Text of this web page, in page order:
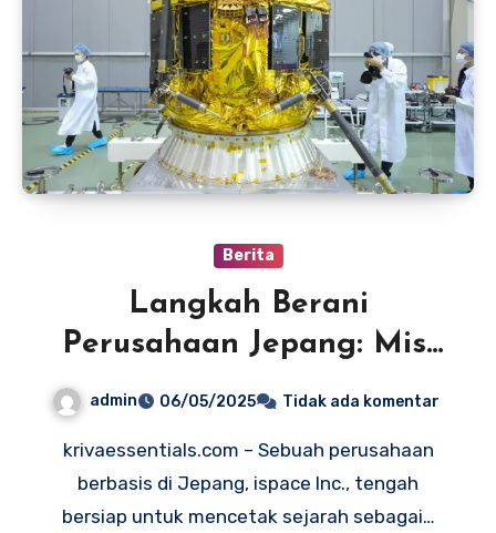
Berita
Langkah Berani
Perusahaan Jepang: Misi
Perjalanan Berbulan-bulan
admin 06/05/2025 Tidak ada komentar
krivaessentials.com – Sebuah perusahaan
berbasis di Jepang, ispace Inc., tengah
bersiap untuk mencetak sejarah sebagai…